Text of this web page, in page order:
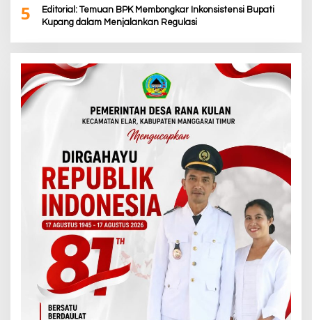
5
Editorial: Temuan BPK Membongkar Inkonsistensi Bupati
Kupang dalam Menjalankan Regulasi